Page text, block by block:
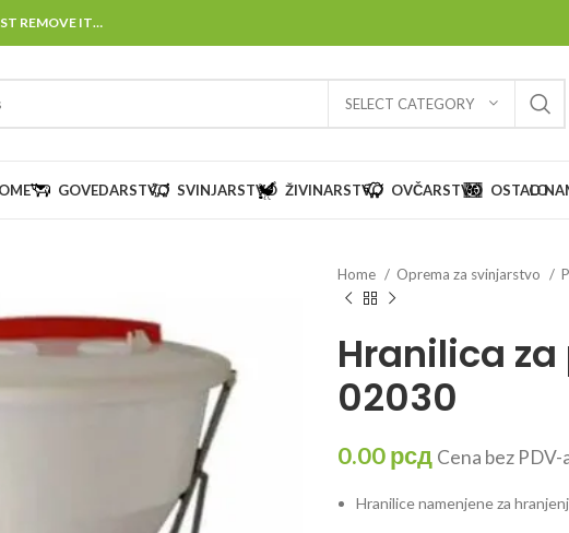
REMOVE IT…
SELECT CATEGORY
GOVEDARSTVO SVINJARSTVO ŽIVINARSTVO OVČARSTVO OSTALO
O
Home Oprema za svinjarstvo
Hranilica
02030
0.00рсд Cena bez PDV-
Hranilice namenjene za